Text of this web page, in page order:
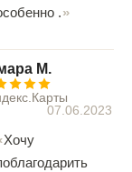
.
М.
07.06.2023
Хочу